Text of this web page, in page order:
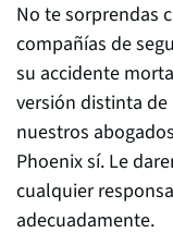
No te sorprendas
compañías de
su accidente
versión distinta
nuestros
Phoenix sí. Le
cualquier
adecuadamente.